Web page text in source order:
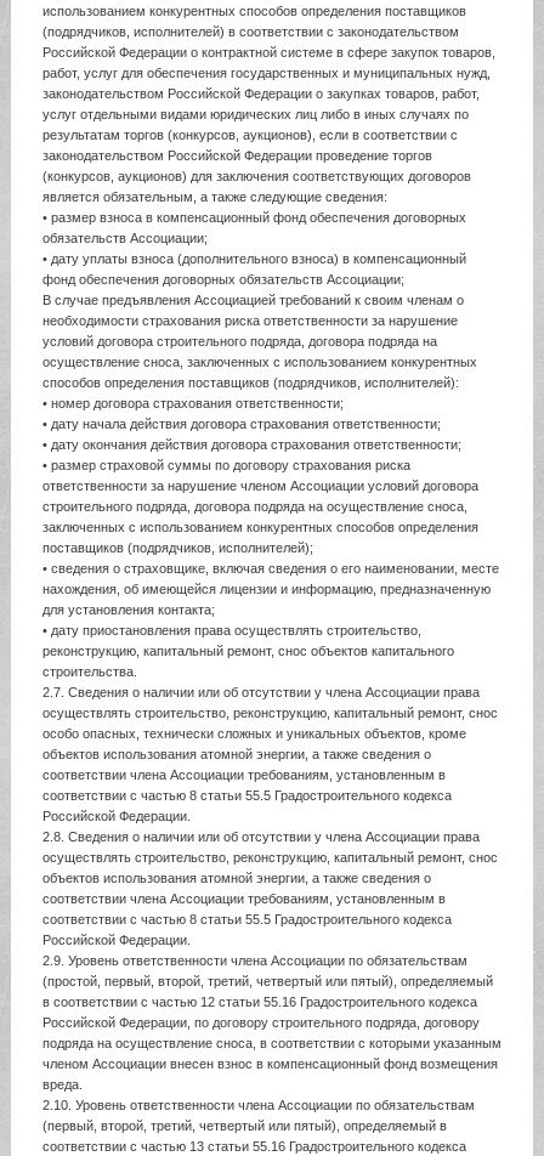
использованием конкурентных способов определения поставщиков
(подрядчиков, исполнителей) в соответствии с законодательством
Российской Федерации о контрактной системе в сфере закупок товаров,
работ, услуг для обеспечения государственных и муниципальных нужд,
законодательством Российской Федерации о закупках товаров, работ,
услуг отдельными видами юридических лиц либо в иных случаях по
результатам торгов (конкурсов, аукционов), если в соответствии с
законодательством Российской Федерации проведение торгов
(конкурсов, аукционов) для заключения соответствующих договоров
является обязательным, а также следующие сведения:
• размер взноса в компенсационный фонд обеспечения договорных
обязательств Ассоциации;
• дату уплаты взноса (дополнительного взноса) в компенсационный
фонд обеспечения договорных обязательств Ассоциации;
В случае предъявления Ассоциацией требований к своим членам о
необходимости страхования риска ответственности за нарушение
условий договора строительного подряда, договора подряда на
осуществление сноса, заключенных с использованием конкурентных
способов определения поставщиков (подрядчиков, исполнителей):
• номер договора страхования ответственности;
• дату начала действия договора страхования ответственности;
• дату окончания действия договора страхования ответственности;
• размер страховой суммы по договору страхования риска
ответственности за нарушение членом Ассоциации условий договора
строительного подряда, договора подряда на осуществление сноса,
заключенных с использованием конкурентных способов определения
поставщиков (подрядчиков, исполнителей);
• сведения о страховщике, включая сведения о его наименовании, месте
нахождения, об имеющейся лицензии и информацию, предназначенную
для установления контакта;
• дату приостановления права осуществлять строительство,
реконструкцию, капитальный ремонт, снос объектов капитального
строительства.
2.7. Сведения о наличии или об отсутствии у члена Ассоциации права
осуществлять строительство, реконструкцию, капитальный ремонт, снос
особо опасных, технически сложных и уникальных объектов, кроме
объектов использования атомной энергии, а также сведения о
соответствии члена Ассоциации требованиям, установленным в
соответствии с частью 8 статьи 55.5 Градостроительного кодекса
Российской Федерации.
2.8. Сведения о наличии или об отсутствии у члена Ассоциации права
осуществлять строительство, реконструкцию, капитальный ремонт, снос
объектов использования атомной энергии, а также сведения о
соответствии члена Ассоциации требованиям, установленным в
соответствии с частью 8 статьи 55.5 Градостроительного кодекса
Российской Федерации.
2.9. Уровень ответственности члена Ассоциации по обязательствам
(простой, первый, второй, третий, четвертый или пятый), определяемый
в соответствии с частью 12 статьи 55.16 Градостроительного кодекса
Российской Федерации, по договору строительного подряда, договору
подряда на осуществление сноса, в соответствии с которыми указанным
членом Ассоциации внесен взнос в компенсационный фонд возмещения
вреда.
2.10. Уровень ответственности члена Ассоциации по обязательствам
(первый, второй, третий, четвертый или пятый), определяемый в
соответствии с частью 13 статьи 55.16 Градостроительного кодекса